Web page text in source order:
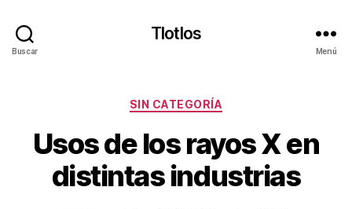
Buscar
Tlotlos
Menú
Categorías
SIN CATEGORÍA
Usos de los rayos X en
distintas industrias